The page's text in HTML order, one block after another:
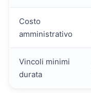
Costo
amministrativo
Vincoli minimi
durata